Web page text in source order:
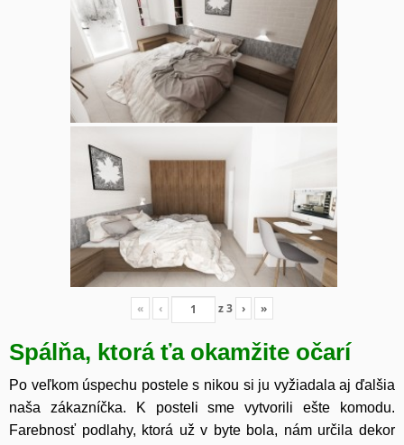
« ‹ z3 › »
Spálňa, ktorá ťa okamžite očarí
Po veľkom úspechu postele s nikou si ju vyžiadala aj ďalšia
naša zákazníčka. K posteli sme vytvorili ešte komodu.
Farebnosť podlahy, ktorá už v byte bola, nám určila dekor